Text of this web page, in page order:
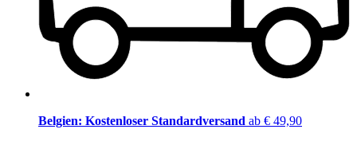
Belgien: Kostenloser Standardversand ab € 49,90